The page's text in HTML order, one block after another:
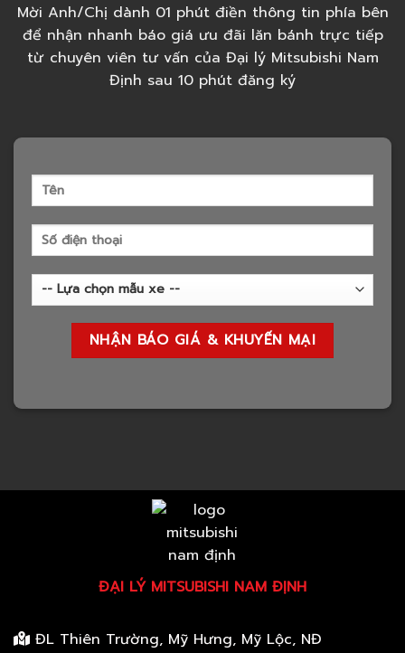
Mời Anh/Chị dành 01 phút điền thông tin phía bên
để nhận nhanh báo giá ưu đãi lăn bánh trực tiếp
từ chuyên viên tư vấn của Đại lý Mitsubishi Nam
Định sau 10 phút đăng ký
ĐẠI LÝ MITSUBISHI NAM ĐỊNH
ĐL Thiên Trường, Mỹ Hưng, Mỹ Lộc, NĐ